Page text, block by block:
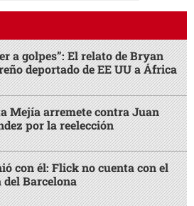
a golpes”: El relato de Bryan
deportado de EE UU a África
Mejía arremete contra Juan
por la reelección
con él: Flick no cuenta con el
Barcelona